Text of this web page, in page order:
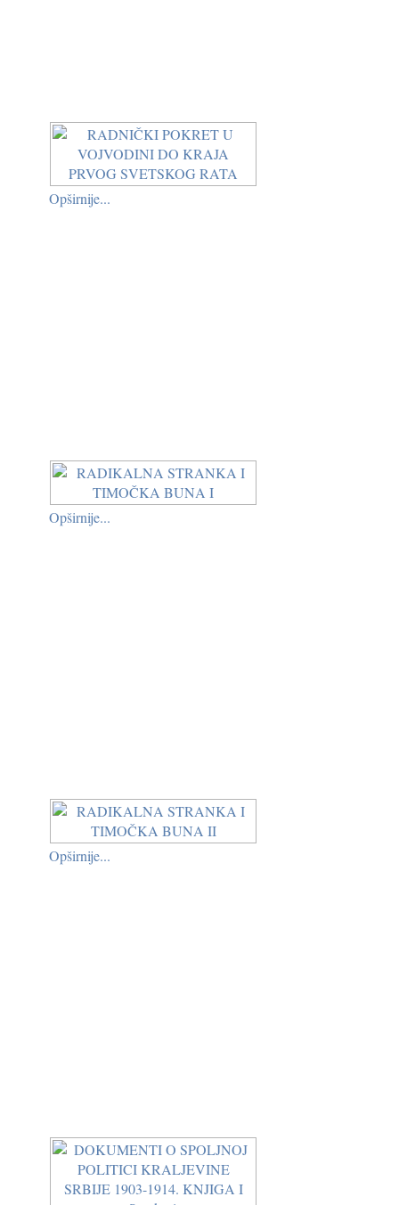
Opširnije...
Opširnije...
Opširnije...